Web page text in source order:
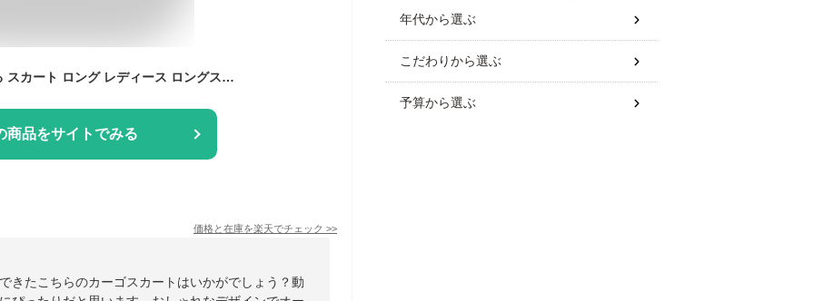
これは凄い！楽すぎる スカート ロング レディース ロングスカート マキシスカート ベイカースカート マキシ 大きいサイズ 体型カバー ウエストゴム フレア Aライン チノ ミリタリー アウトドア キャンプ カーゴ カーゴスカート 黒 秋 冬 HUG.U
商品をサイトでみる
価格と在庫を楽天でチェック >>
きたこちらのカーゴスカートはいかがでしょう？動
年代から選ぶ
こだわりから選ぶ
予算から選ぶ